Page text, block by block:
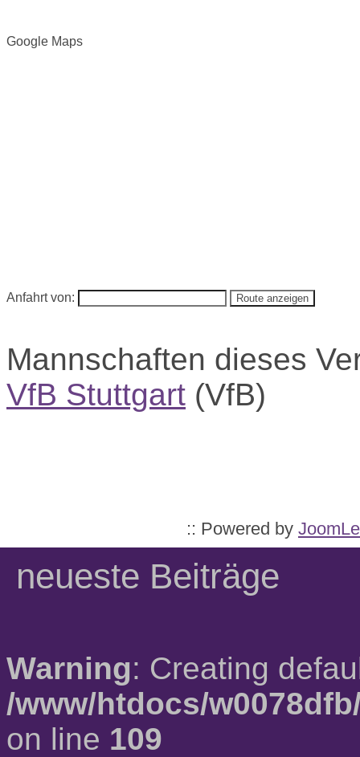
Google Maps
Anfahrt von:
Mannschaften dieses
VfB Stuttgart (VfB)
:: Powered by
neueste Beiträge
Warning: Creating
/www/htdocs/
on line 109